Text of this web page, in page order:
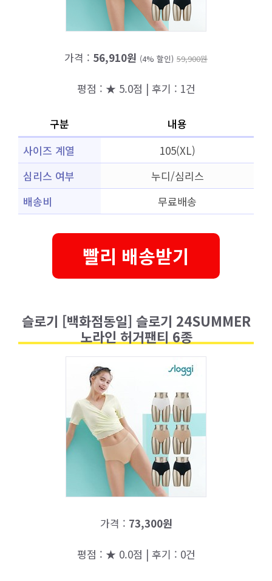
가격 : 56,910원 (4% 할인) 59,900원
평점 : ★ 5.0점 | 후기 : 1건
구분
내용
사이즈 계열
105(XL)
심리스 여부
누디/심리스
배송비
무료배송
빨리 배송받기
슬로기 [백화점동일] 슬로기 24SUMMER
노라인 허거팬티 6종
가격 : 73,300원
평점 : ★ 0.0점 | 후기 : 0건